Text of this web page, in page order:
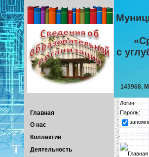
с
143968,
Главная
О нас
Коллектив
Деятельность
Логин:
Пароль:
Главная